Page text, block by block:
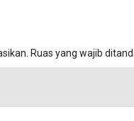
Ruas yang wajib